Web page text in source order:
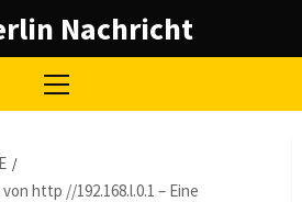
Nachricht
Primary
http //192.168.l.0.1 – Eine